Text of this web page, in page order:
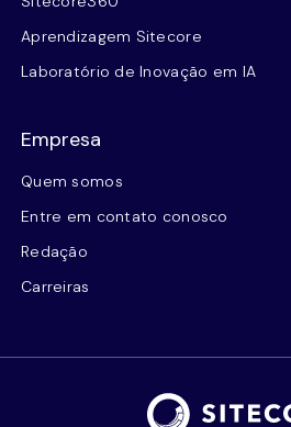
Aprendizagem Sitecore
Laboratório de Inovação em IA
Empresa
Quem somos
Entre em contato conosco
Redação
Carreiras